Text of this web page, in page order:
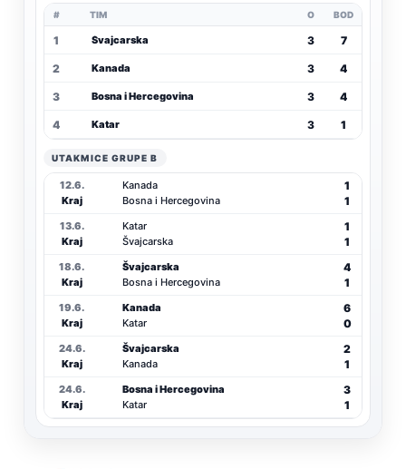
# TIM O BOD
1 Švajcarska 3 7
2 Kanada 3 4
3 Bosna i Hercegovina 3 4
4 Katar 3 1
UTAKMICE GRUPE B
12.6.
Kraj
Kanada
Bosna i Hercegovina
1
1
13.6.
Kraj
Katar
Švajcarska
1
1
18.6.
Kraj
Švajcarska
Bosna i Hercegovina
4
1
19.6.
Kraj
Kanada
Katar
6
0
24.6.
Kraj
Švajcarska
Kanada
2
1
24.6.
Kraj
Bosna i Hercegovina
Katar
3
1